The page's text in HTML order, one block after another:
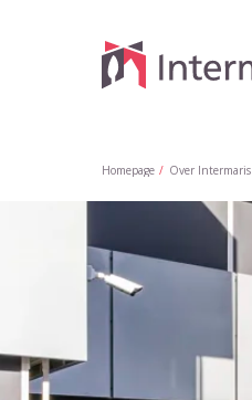
Naar hoofdinhoud
Naar hoofdnavigatiemenu
Naar zoeken
Naar de homepage
Homepage Over Intermaris